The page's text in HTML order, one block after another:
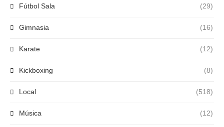
Fútbol Sala (29)
Gimnasia (16)
Karate (12)
Kickboxing (8)
Local (518)
Música (12)